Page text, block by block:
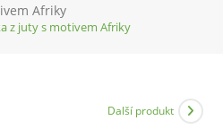
Afriky
z juty s motivem Afriky
Další produkt